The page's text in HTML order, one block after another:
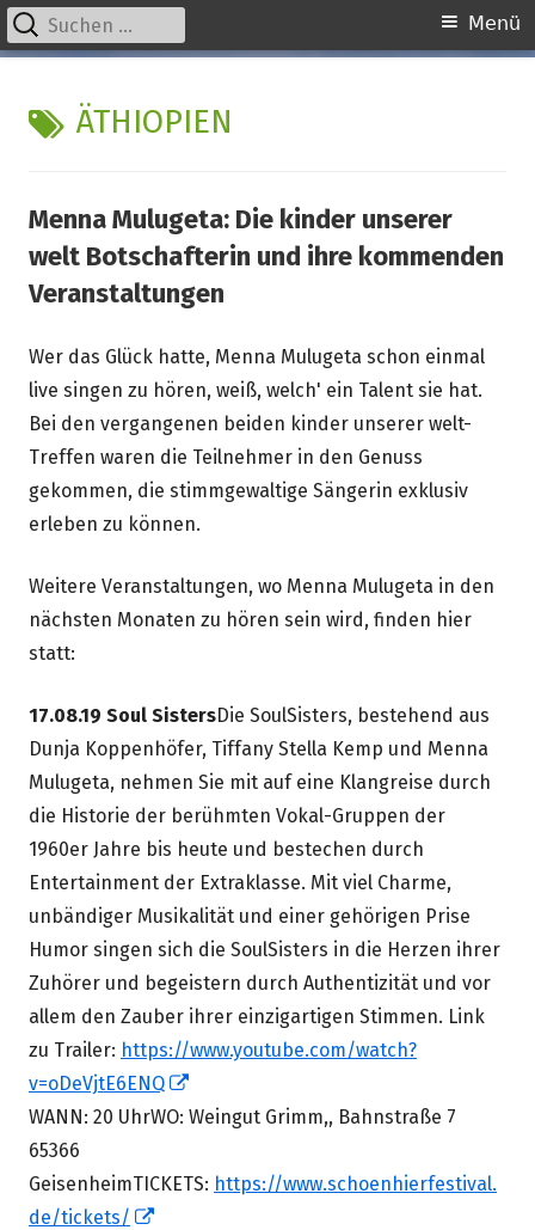
zum
Inhalt
Primäres
Menü
Suchen
nach:
SCHLAGWORT:
ÄTHIOPIEN
Menna Mulugeta: Die kinder unserer
welt Botschafterin und ihre kommenden
Veranstaltungen
Wer das Glück hatte, Menna Mulugeta schon einmal
live singen zu hören, weiß, welch' ein Talent sie hat.
Bei den vergangenen beiden kinder unserer welt-
Treffen waren die Teilnehmer in den Genuss
gekommen, die stimmgewaltige Sängerin exklusiv
erleben zu können.
Weitere Veranstaltungen, wo Menna Mulugeta in den
nächsten Monaten zu hören sein wird, finden hier
statt:
17.08.19 Soul SistersDie SoulSisters, bestehend aus
Dunja Koppenhöfer, Tiffany Stella Kemp und Menna
Mulugeta, nehmen Sie mit auf eine Klangreise durch
die Historie der berühmten Vokal-Gruppen der
1960er Jahre bis heute und bestechen durch
Entertainment der Extraklasse. Mit viel Charme,
unbändiger Musikalität und einer gehörigen Prise
Humor singen sich die SoulSisters in die Herzen ihrer
Zuhörer und begeistern durch Authentizität und vor
allem den Zauber ihrer einzigartigen Stimmen. Link
zu Trailer: https://www.youtube.com/watch?
v=oDeVjtE6ENQ
neuem
öffnen
WANN: 20 UhrWO: Weingut Grimm,, Bahnstraße 7
65366
GeisenheimTICKETS: https://www.schoenhierfestival.
de/tickets/